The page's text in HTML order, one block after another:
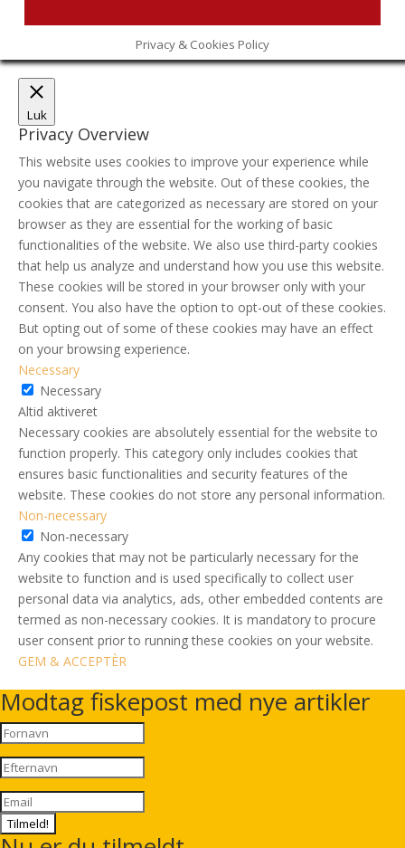
Privacy & Cookies Policy
Luk
Privacy Overview
This website uses cookies to improve your experience while
you navigate through the website. Out of these cookies, the
cookies that are categorized as necessary are stored on your
browser as they are essential for the working of basic
functionalities of the website. We also use third-party cookies
that help us analyze and understand how you use this website.
These cookies will be stored in your browser only with your
consent. You also have the option to opt-out of these cookies.
But opting out of some of these cookies may have an effect
on your browsing experience.
Necessary
Necessary
Altid aktiveret
Necessary cookies are absolutely essential for the website to
function properly. This category only includes cookies that
ensures basic functionalities and security features of the
website. These cookies do not store any personal information.
Non-necessary
Non-necessary
Any cookies that may not be particularly necessary for the
website to function and is used specifically to collect user
personal data via analytics, ads, other embedded contents are
termed as non-necessary cookies. It is mandatory to procure
user consent prior to running these cookies on your website.
GEM & ACCEPTÈR
Modtag fiskepost med nye artikler
Tilmeld!